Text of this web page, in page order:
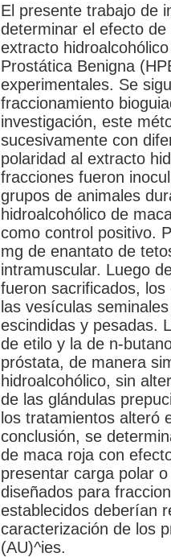
El presente trabajo de
determinar el efecto
extracto
Prostática Benigna
experimentales. Se
fraccionamiento
investigación, este
sucesivamente con
polaridad al extracto
fracciones fueron
grupos de animales
hidroalcohólico de
como control positivo.
mg de enantato de
intramuscular. Luego
fueron sacrificados,
las vesículas
escindidas y pesadas.
de etilo y la de n-
próstata, de manera
hidroalcohólico, sin
de las glándulas
los tratamientos alteró
conclusión, se
de maca roja con
presentar carga polar
diseñados para
establecidos deberían
caracterización de los
(AU)^ies.